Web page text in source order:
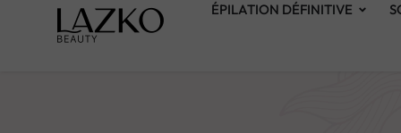
ÉPILATION DÉFINITIVE